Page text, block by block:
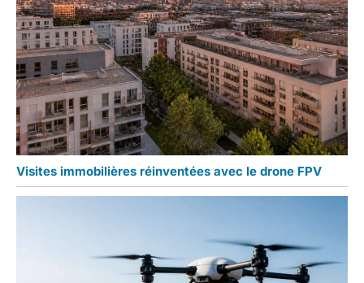
Visites immobilières réinventées avec le drone FPV